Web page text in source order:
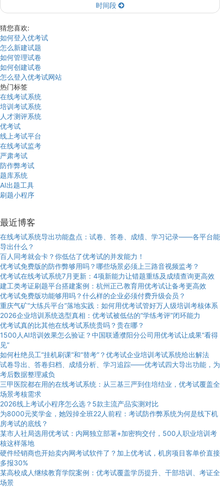
时间段
猜您喜欢:
如何登入优考试
怎么新建试题
如何管理试卷
如何创建试卷
怎么登入优考试网站
热门标签
在线考试系统
培训考试系统
人才测评系统
优考试
线上考试平台
在线考试监考
严肃考试
防作弊考试
题库系统
AI出题工具
刷题小程序
最近博客
在线考试系统导出功能盘点：试卷、答卷、成绩、学习记录——各平台能
导出什么？
百人同考就会卡？你低估了优考试的并发能力！
优考试免费版的防作弊够用吗？哪些场景必须上三路音视频监考？
优考试在线考试系统7月更新：4项新能力让错题重练及成绩查询更高效
建工类考证刷题平台搭建案例：杭州正己教育用优考试让备考更高效
优考试免费版功能够用吗？什么样的企业必须付费升级会员？
重庆气矿“大练兵平台”落地实践：如何用优考试管好万人级培训考核体系
2026企业培训系统选型真相：优考试被低估的“学练考评”闭环能力
优考试真的比其他在线考试系统贵吗？贵在哪？
1500人AI培训效果怎么验证？中国联通濮阳分公司用优考试让成果“看得
见”
如何杜绝员工“挂机刷课”和“替考”？优考试企业培训考试系统给出解法
试卷导出、答卷归档、成绩分析、学习追踪——优考试四大导出功能，为
考后数据整理减负
三甲医院都在用的在线考试系统：从三基三严到住培结业，优考试覆盖全
场景考核需求
2026线上考试小程序怎么选？5款主流产品实测对比
为8000元奖学金，她毁掉全班22人前程：考试防作弊系统为何是线下机
房考试的底线？
某市人社局选用优考试：内网独立部署+加密狗交付，500人职业培训考
核这样落地
硬件经销商也开始卖内网考试软件了？加上优考试，机房项目客单价直接
多报30%
某高校成人继续教育学院案例：优考试覆盖学历提升、干部培训、考证全
场景